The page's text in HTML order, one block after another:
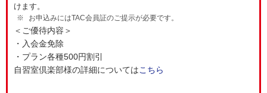
けます。
お申込みにはTAC会員証のご提示が必要です。
＜ご優待内容＞
・入会金免除
・プラン各種500円割引
自習室倶楽部様の詳細についてはこちら